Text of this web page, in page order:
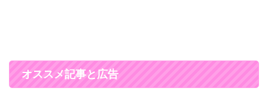
オススメ記事と広告